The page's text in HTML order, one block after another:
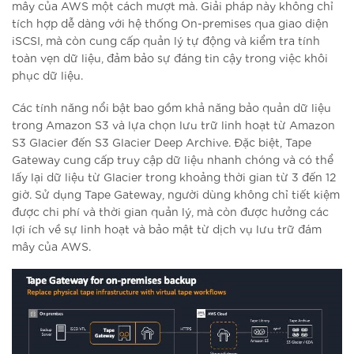
mây của AWS một cách mượt mà. Giải pháp này không chỉ
tích hợp dễ dàng với hệ thống On-premises qua giao diện
iSCSI, mà còn cung cấp quản lý tự động và kiểm tra tính
toàn vẹn dữ liệu, đảm bảo sự đáng tin cậy trong việc khôi
phục dữ liệu.
Các tính năng nổi bật bao gồm khả năng bảo quản dữ liệu
trong Amazon S3 và lựa chọn lưu trữ linh hoạt từ Amazon
S3 Glacier đến S3 Glacier Deep Archive. Đặc biệt, Tape
Gateway cung cấp truy cập dữ liệu nhanh chóng và có thể
lấy lại dữ liệu từ Glacier trong khoảng thời gian từ 3 đến 12
giờ. Sử dụng Tape Gateway, người dùng không chỉ tiết kiệm
được chi phí và thời gian quản lý, mà còn được hưởng các
lợi ích về sự linh hoạt và bảo mật từ dịch vụ lưu trữ đám
mây của AWS.